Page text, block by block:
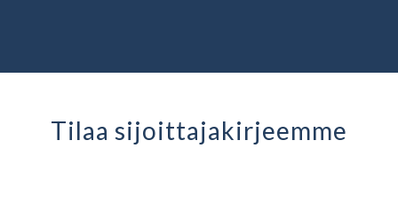
Tilaa sijoittaja­kirjeemme